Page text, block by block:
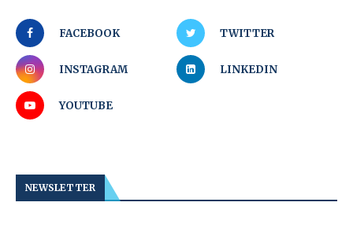
FACEBOOK TWITTER
INSTAGRAM LINKEDIN
YOUTUBE
NEWSLETTER